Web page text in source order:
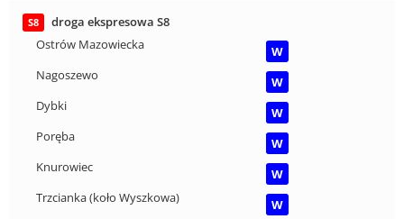
S8
droga ekspresowa S8
Ostrów Mazowiecka
W
Nagoszewo
W
Dybki
W
Poręba
W
Knurowiec
W
Trzcianka (koło Wyszkowa)
W